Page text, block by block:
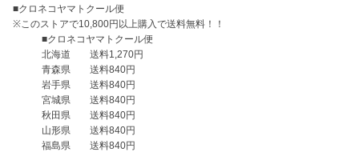
■クロネコヤマトクール便
※このストアで10,800円以上購入で送料無料！！
■クロネコヤマトクール便
北海道　　送料1,270円
青森県　　送料840円
岩手県　　送料840円
宮城県　　送料840円
秋田県　　送料840円
山形県　　送料840円
福島県　　送料840円